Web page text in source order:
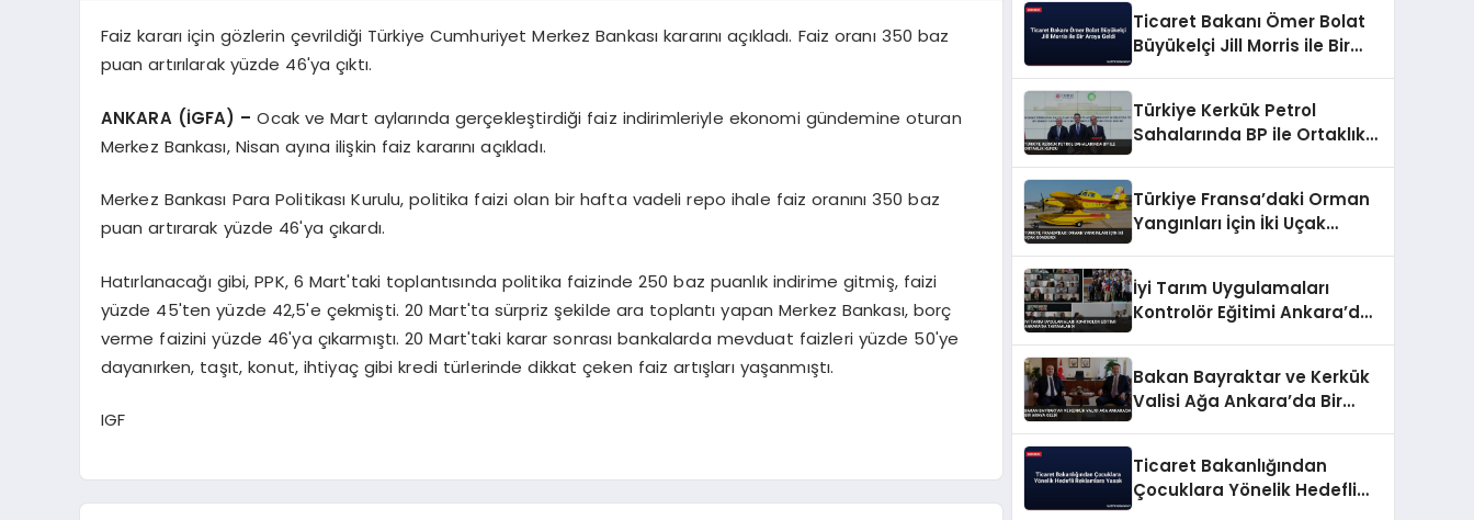
Faiz kararı için gözlerin çevrildiği Türkiye Cumhuriyet Merkez Bankası kararını açıkladı. Faiz oranı 350 baz
puan artırılarak yüzde 46'ya çıktı.
ANKARA (İGFA) –Ocak ve Mart aylarında gerçekleştirdiği faiz indirimleriyle ekonomi gündemine oturan
Merkez Bankası, Nisan ayına ilişkin faiz kararını açıkladı.
Merkez Bankası Para Politikası Kurulu, politika faizi olan bir hafta vadeli repo ihale faiz oranını 350 baz
puan artırarak yüzde 46'ya çıkardı.
Hatırlanacağı gibi, PPK, 6 Mart'taki toplantısında politika faizinde 250 baz puanlık indirime gitmiş, faizi
yüzde 45'ten yüzde 42,5'e çekmişti. 20 Mart'ta sürpriz şekilde ara toplantı yapan Merkez Bankası, borç
verme faizini yüzde 46'ya çıkarmıştı. 20 Mart'taki karar sonrası bankalarda mevduat faizleri yüzde 50'ye
dayanırken, taşıt, konut, ihtiyaç gibi kredi türlerinde dikkat çeken faiz artışları yaşanmıştı.
IGF
Ticaret Bakanı Ömer Bolat
Büyükelçi Jill Morris ile Bir
Türkiye Kerkük Petrol
Sahalarında BP ile Ortaklık
Türkiye Fransa’daki Orman
Yangınları İçin İki Uçak
İyi Tarım Uygulamaları
Kontrolör Eğitimi Ankara’da
Bakan Bayraktar ve Kerkük
Valisi Ağa Ankara’da Bir
Ticaret Bakanlığından
Çocuklara Yönelik Hedefli